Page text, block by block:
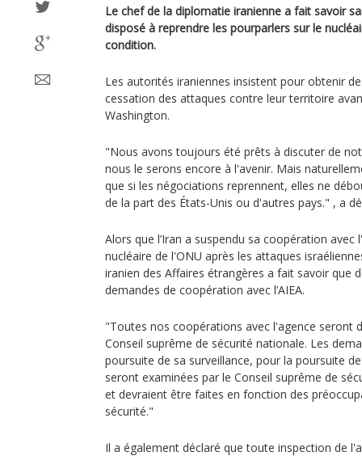
Le chef de la diplomatie iranienne a fait savoir
disposé à reprendre les pourparlers sur le
condition.
Les autorités iraniennes insistent pour obtenir
cessation des attaques contre leur territoire
Washington.
"Nous avons toujours été prêts à discuter de
nous le serons encore à l'avenir. Mais
que si les négociations reprennent, elles ne
de la part des États-Unis ou d'autres pays." , a
Alors que l’Iran a suspendu sa coopération avec
nucléaire de l'ONU après les attaques
iranien des Affaires étrangères a fait savoir que
demandes de coopération avec l’AIEA.
"Toutes nos coopérations avec l'agence seront
Conseil suprême de sécurité nationale. Les
poursuite de sa surveillance, pour la poursuite
seront examinées par le Conseil suprême de
et devraient être faites en fonction des
sécurité."
Il a également déclaré que toute inspection de